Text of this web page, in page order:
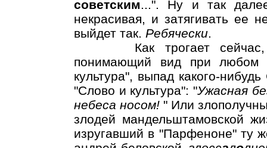
советским...". Ну и так
некрасивая, и затягивать ее
выйдет так. Ребячески.
Как трогает сейчас,
понимающий вид при
культура", выпад какого-
"Слово и культура": "Ужасная
небеса носом! " Или
злодей мандельштамовской
изругавший в "Парфеноне" ту